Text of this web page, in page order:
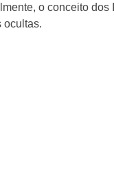
o conceito
ocultas.